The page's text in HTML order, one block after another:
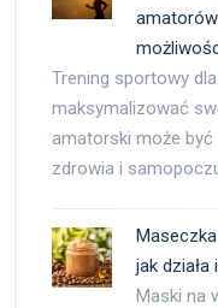
Trening sportowy
maksymalizować
amatorski może
zdrowia i
jak
Maski na